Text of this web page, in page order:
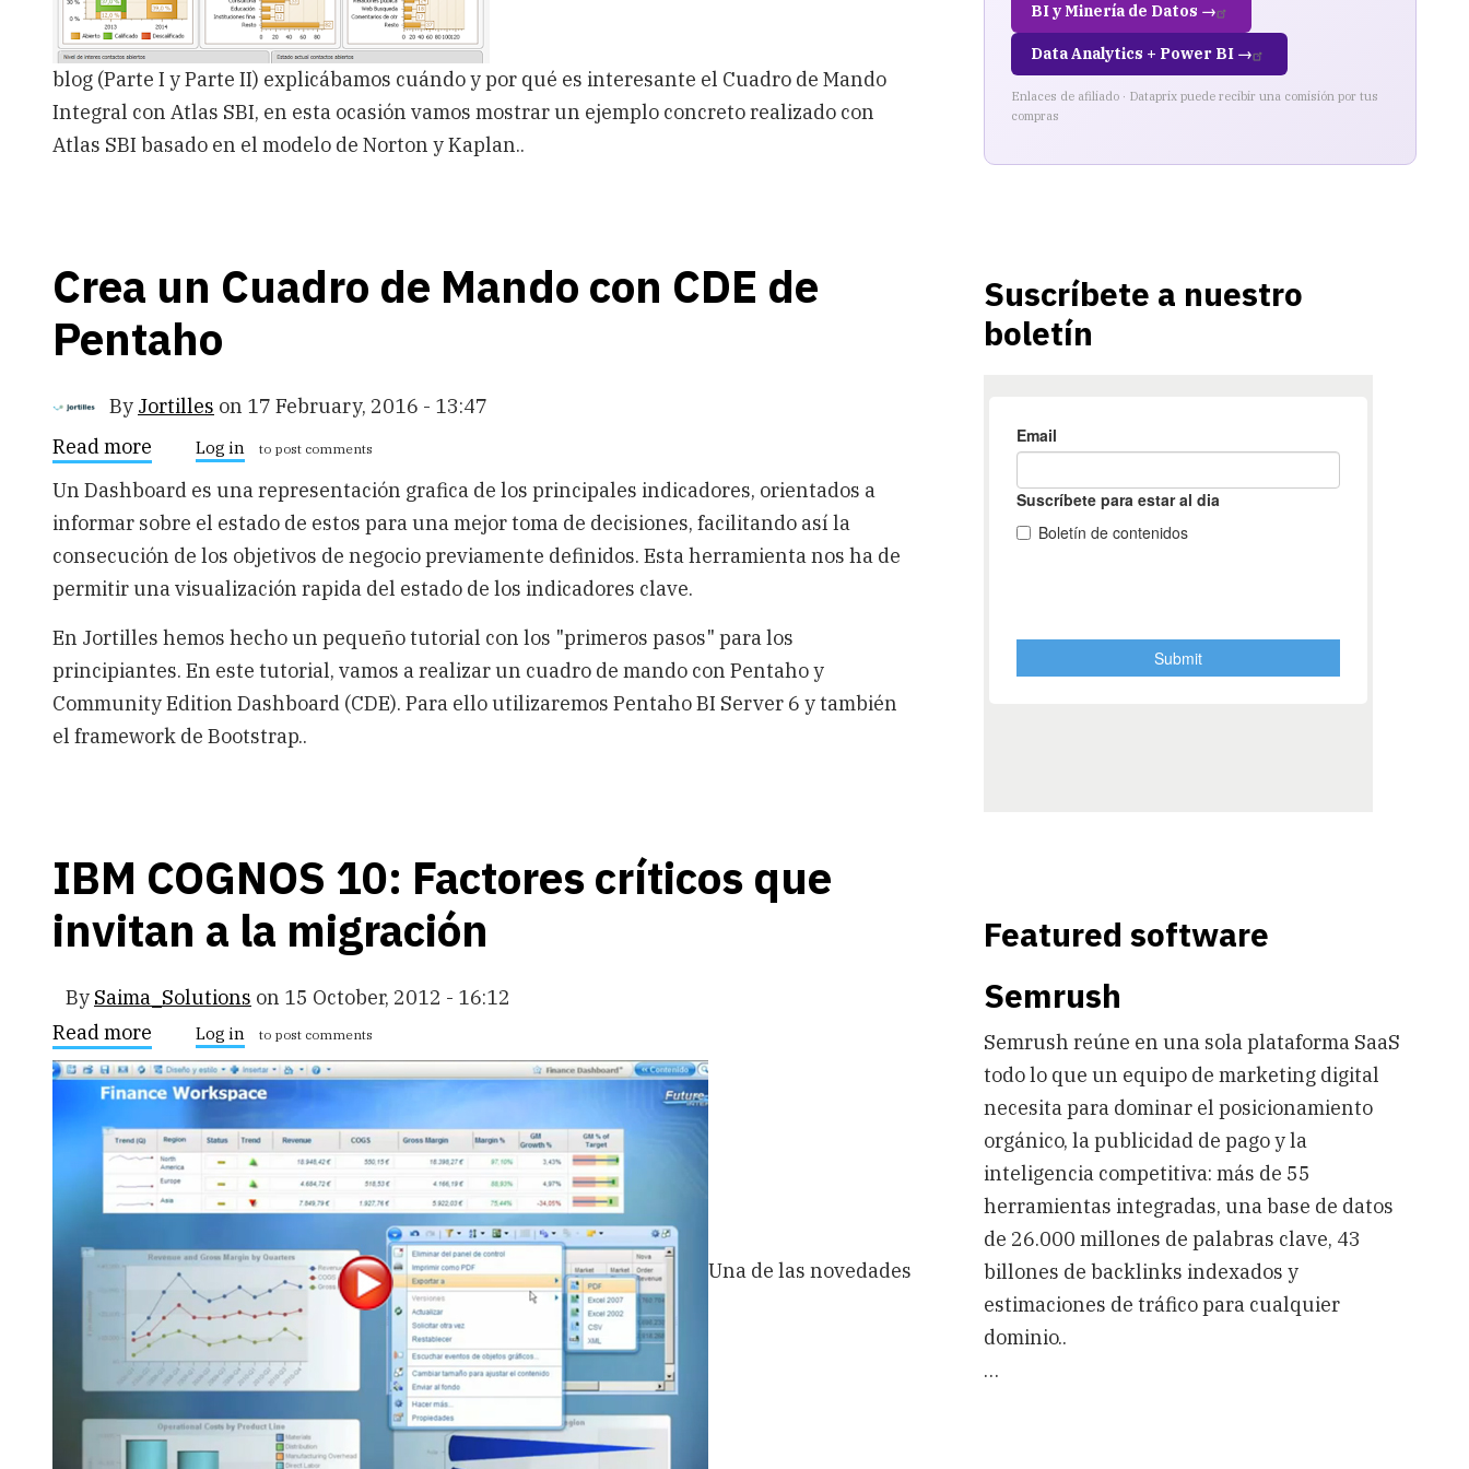
blog (Parte I y Parte II) explicábamos cuándo y por qué es interesante el Cuadro de Mando
Integral con Atlas SBI, en esta ocasión vamos mostrar un ejemplo concreto realizado con
Atlas SBI basado en el modelo de Norton y Kaplan..
Crea un Cuadro de Mando con CDE de
Pentaho
By Jortilles on 17 February, 2016 - 13:47
Read more about
un
Cuadro
de
Mando
con
CDE
de
Pentaho
Log in to post comments
Un Dashboard es una representación grafica de los principales indicadores, orientados a
informar sobre el estado de estos para una mejor toma de decisiones, facilitando así la
consecución de los objetivos de negocio previamente definidos. Esta herramienta nos ha de
permitir una visualización rapida del estado de los indicadores clave.
En Jortilles hemos hecho un pequeño tutorial con los "primeros pasos" para los
principiantes. En este tutorial, vamos a realizar un cuadro de mando con Pentaho y
Community Edition Dashboard (CDE). Para ello utilizaremos Pentaho BI Server 6 y también
el framework de Bootstrap..
IBM COGNOS 10: Factores críticos que
invitan a la migración
By Saima_Solutions on 15 October, 2012 - 16:12
Read more about
COGNOS
10:
críticos
que
invitan
a
la
Log in to post comments
Una de las novedades
BI y Minería de Datos →
Data Analytics + Power BI →
Enlaces de afiliado · Dataprix puede recibir una comisión por tus
compras
Suscríbete a nuestro
boletín
Featured software
Semrush
Semrush reúne en una sola plataforma SaaS
todo lo que un equipo de marketing digital
necesita para dominar el posicionamiento
orgánico, la publicidad de pago y la
inteligencia competitiva: más de 55
herramientas integradas, una base de datos
de 26.000 millones de palabras clave, 43
billones de backlinks indexados y
estimaciones de tráfico para cualquier
dominio..
…